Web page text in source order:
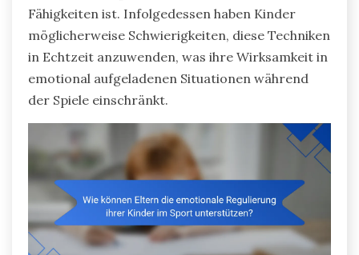
Fähigkeiten ist. Infolgedessen haben Kinder
möglicherweise Schwierigkeiten, diese Techniken
in Echtzeit anzuwenden, was ihre Wirksamkeit in
emotional aufgeladenen Situationen während
der Spiele einschränkt.